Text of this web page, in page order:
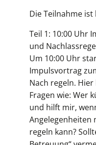
Die Teilnahme
Teil 1: 10:00 Uhr
und
Um 10:00 Uhr
Impulsvortrag
Nach regeln.
Fragen wie: Wer
und hilft mir,
Angelegenheiten
regeln kann?